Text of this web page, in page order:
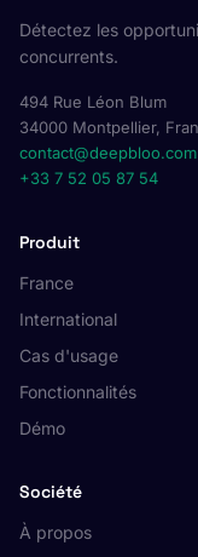
Détectez les
concurrents.
494 Rue Léon Blum
34000 Montpellier,
contact@deepbloo.com
+33 7 52 05 87 54
Produit
France
International
Cas d'usage
Fonctionnalités
Démo
Société
À propos